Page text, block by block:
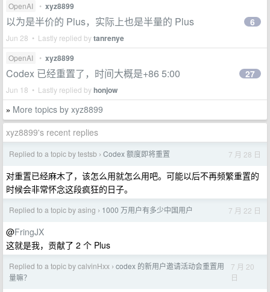
OpenAI • xyz8899
以为是半价的 Plus，实际上也是半量的 Plus
Jun 28 • Lastly replied bytanrenye
6
OpenAI • xyz8899
Codex 已经重置了，时间大概是+86 5:00
Jun 18 • Lastly replied byhonjow
27
» More topics by xyz8899
xyz8899's recent replies
Replied to a topic by testsb › Codex 额度即将重置 7 月 28 日
对重置已经麻木了，该怎么用就怎么用吧。可能以后不再频繁重置的
时候会非常怀念这段疯狂的日子。
Replied to a topic by asing › 1000 万用户有多少中国用户 7 月 22 日
@FringJX
这就是我，贡献了 2 个 Plus
Replied to a topic by calvinHxx › codex 的新用户邀请活动会重置用
量嘛？
7 月 20
日